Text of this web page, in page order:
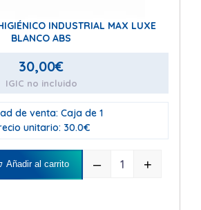
INDUSTRIAL MAX LUXE
BLANCO ABS
30,00€
IGIC no incluido
de venta: Caja de 1
unitario: 30.0€
– +
Añadir al carrito